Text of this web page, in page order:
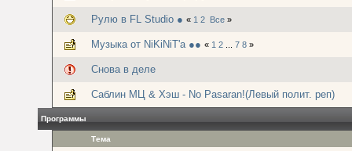
Рулю в FL Studio ● « 1 2 Все »
Музыка от NiKiNiT'а ●● « 1 2 7 8 »
Снова в деле
Саблин МЦ & Хэш - No Pasaran!(Левый полит. реп)
Программы
Тема